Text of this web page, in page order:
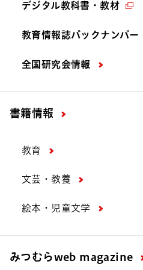
デジタル教科書・教材
教育情報誌バックナンバー
全国研究会情報
書籍情報
教育
文芸・教養
絵本・児童文学
みつむらweb magazine